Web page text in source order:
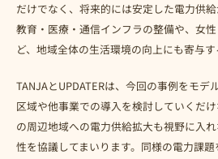
だけでなく、将来的には安定した電力供
教育・医療・通信インフラの整備や、女
ど、地域全体の生活環境の向上にも寄与す
TANJAとUPDATERは、今回の事例をモデ
区域や他事業での導入を検討していくだ
の周辺地域への電力供給拡大も視野に入
性を協議してまいります。同様の電力課